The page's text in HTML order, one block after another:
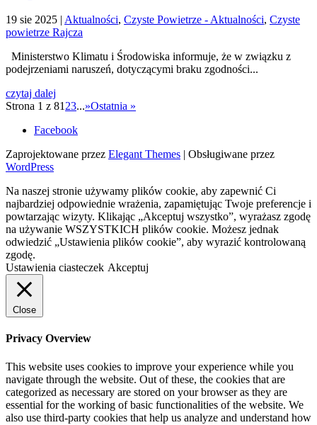
19 sie 2025 | Aktualności, Czyste Powietrze - Aktualności, Czyste
powietrze Rajcza
Ministerstwo Klimatu i Środowiska informuje, że w związku z
podejrzeniami naruszeń, dotyczącymi braku zgodności...
czytaj dalej
Strona 1 z 81 23...»Ostatnia »
Facebook
Zaprojektowane przez Elegant Themes | Obsługiwane przez
WordPress
Na naszej stronie używamy plików cookie, aby zapewnić Ci
najbardziej odpowiednie wrażenia, zapamiętując Twoje preferencje i
powtarzając wizyty. Klikając „Akceptuj wszystko”, wyrażasz zgodę
na używanie WSZYSTKICH plików cookie. Możesz jednak
odwiedzić „Ustawienia plików cookie”, aby wyrazić kontrolowaną
zgodę.
Ustawienia ciasteczek Akceptuj
Close
Privacy Overview
This website uses cookies to improve your experience while you
navigate through the website. Out of these, the cookies that are
categorized as necessary are stored on your browser as they are
essential for the working of basic functionalities of the website. We
also use third-party cookies that help us analyze and understand how